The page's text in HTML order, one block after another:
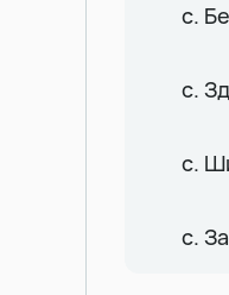
с.
с.
с.
с.